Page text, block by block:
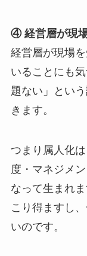
④ 経営層が現
経営層が現場
いることにも
題ない」とい
きます。
つまり属人化
度・マネジメ
なって生まれ
こり得ますし
いのです。